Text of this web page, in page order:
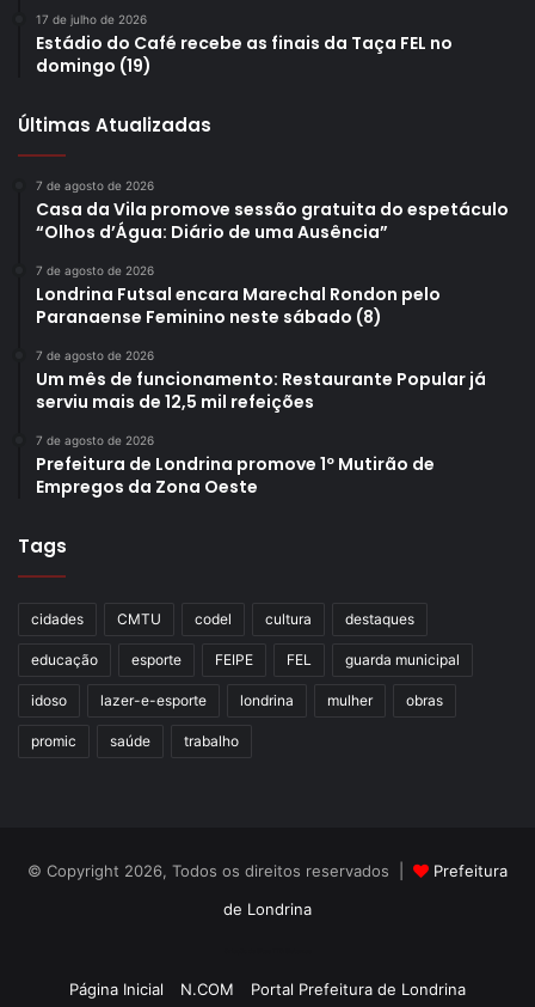
17 de julho de 2026
Estádio do Café recebe as finais da Taça FEL no
domingo (19)
Últimas Atualizadas
7 de agosto de 2026
Casa da Vila promove sessão gratuita do espetáculo
“Olhos d’Água: Diário de uma Ausência”
7 de agosto de 2026
Londrina Futsal encara Marechal Rondon pelo
Paranaense Feminino neste sábado (8)
7 de agosto de 2026
Um mês de funcionamento: Restaurante Popular já
serviu mais de 12,5 mil refeições
7 de agosto de 2026
Prefeitura de Londrina promove 1º Mutirão de
Empregos da Zona Oeste
Tags
cidades CMTU codel cultura destaques
educação esporte FEIPE FEL guarda municipal
idoso lazer-e-esporte londrina mulher obras
promic saúde trabalho
© Copyright 2026, Todos os direitos reservados |
Prefeitura
de Londrina
Página Inicial N.COM Portal Prefeitura de Londrina